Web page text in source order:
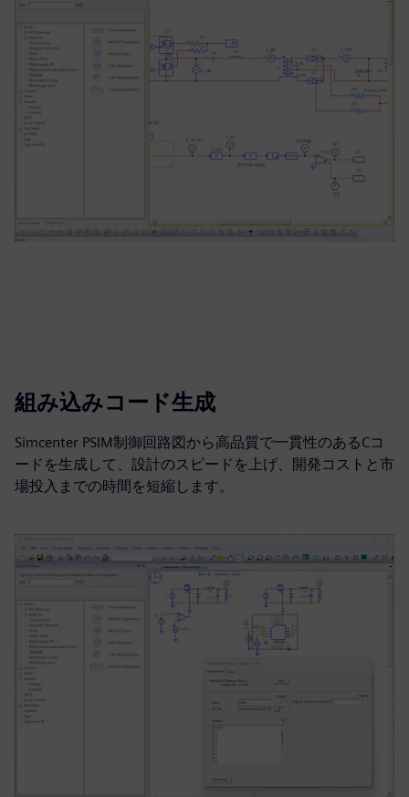
組み込みコード生成
Simcenter PSIM制御回路図から高品質で一貫性のあるCコ
ードを生成して、設計のスピードを上げ、開発コストと市
場投入までの時間を短縮します。